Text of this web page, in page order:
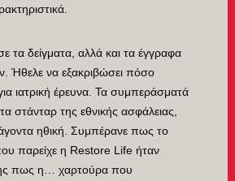
τα δείγματα, αλλά και τα έγγραφα
Ήθελε να εξακριβώσει πόσο
ιατρική έρευνα. Τα συμπεράσματά
στάνταρ της εθνικής ασφάλειας,
ηθική. Συμπέρανε πως το
παρείχε η Restore Life ήταν
πως η… χαρτούρα που